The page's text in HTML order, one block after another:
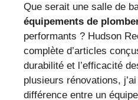
Que serait une salle de
équipements de
performants ? Hudson
complète d’articles
durabilité et l’efficacité
plusieurs rénovations,
différence entre un